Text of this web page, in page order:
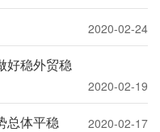
2020-02-24
好稳外贸稳
2020-02-19
总体平稳 2020-02-17